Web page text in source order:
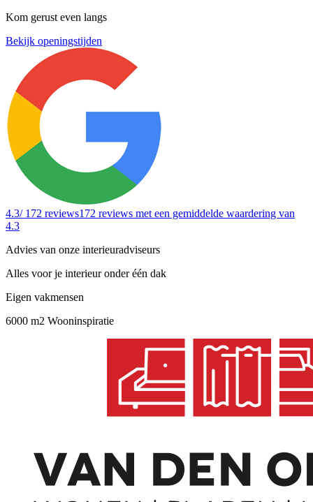
Kom gerust even langs
Bekijk openingstijden
4.3/ 172 reviews172 reviews met een gemiddelde waardering van
4.3
Advies van onze interieuradviseurs
Alles voor je interieur onder één dak
Eigen vakmensen
6000 m2 Wooninspiratie